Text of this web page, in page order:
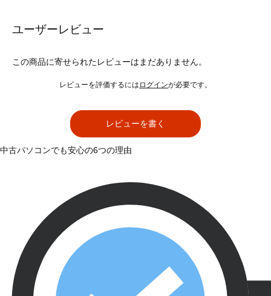
ユーザーレビュー
この商品に寄せられたレビューはまだありません。
レビューを評価するには ログインが必要です。
レビューを書く
中古パソコンでも安心の6つの理由